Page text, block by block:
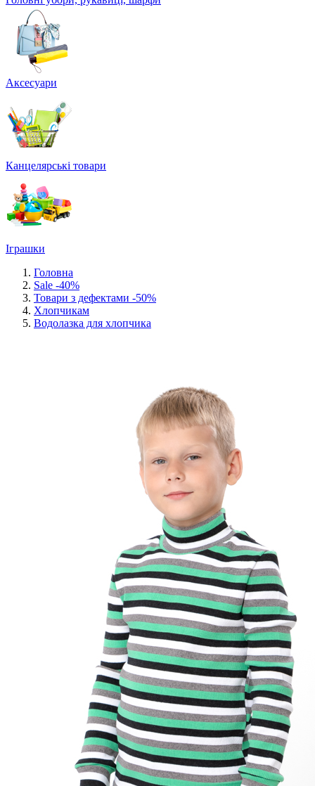
Аксесуари
Канцелярські товари
Іграшки
Головна
Sale -40%
Товари з дефектами -50%
Хлопчикам
Водолазка для хлопчика